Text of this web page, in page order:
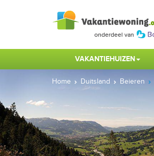
VAKANTIEHUIZEN
Home Duitsland Beieren